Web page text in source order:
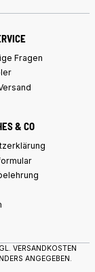
Fragen
& CO
VERSANDKOSTEN
ANGEGEBEN.